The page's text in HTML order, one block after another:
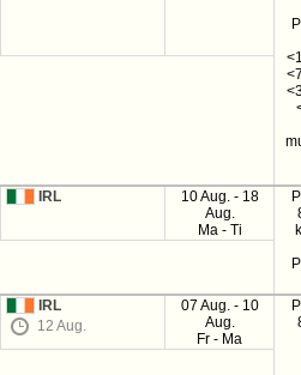
IRL
10 Aug. - 18
Aug.
Ma - Ti
IRL
12 Aug.
07 Aug. - 10
Aug.
Fr - Ma